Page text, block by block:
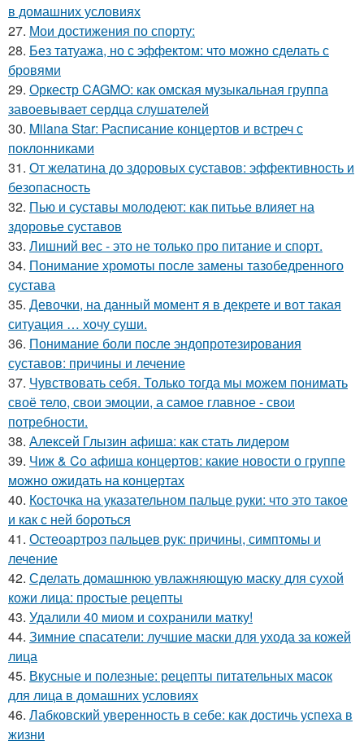
в домашних условиях
27. Мои достижения по спорту:
28. Без татуажа, но с эффектом: что можно сделать с
бровями
29. Оркестр CAGMO: как омская музыкальная группа
завоевывает сердца слушателей
30. Milana Star: Расписание концертов и встреч с
поклонниками
31. От желатина до здоровых суставов: эффективность и
безопасность
32. Пью и суставы молодеют: как питьье влияет на
здоровье суставов
33. Лишний вес - это не только про питание и спорт.
34. Понимание хромоты после замены тазобедренного
сустава
35. Девочки, на данный момент я в декрете и вот такая
ситуация … хочу суши.
36. Понимание боли после эндопротезирования
суставов: причины и лечение
37. Чувствовать себя. Только тогда мы можем понимать
своё тело, свои эмоции, а самое главное - свои
потребности.
38. Алексей Глызин афиша: как стать лидером
39. Чиж & Co афиша концертов: какие новости о группе
можно ожидать на концертах
40. Косточка на указательном пальце руки: что это такое
и как с ней бороться
41. Остеоартроз пальцев рук: причины, симптомы и
лечение
42. Сделать домашнюю увлажняющую маску для сухой
кожи лица: простые рецепты
43. Удалили 40 миом и сохранили матку!
44. Зимние спасатели: лучшие маски для ухода за кожей
лица
45. Вкусные и полезные: рецепты питательных масок
для лица в домашних условиях
46. Лабковский уверенность в себе: как достичь успеха в
жизни